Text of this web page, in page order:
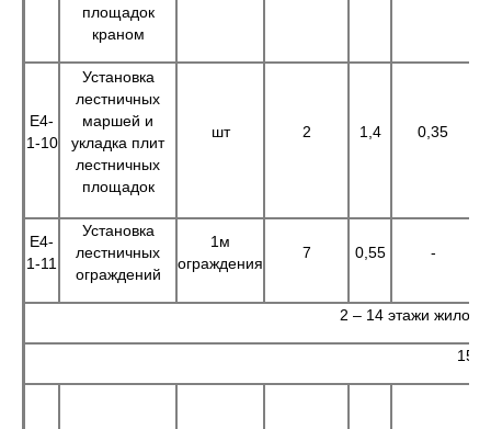
площадок
краном
Е4-
1-10
Установка
лестничных
маршей и
укладка плит
лестничных
площадок
шт 2 1,4 0,35
Е4-
1-11
Установка
лестничных
ограждений
1м
ограждения
7 0,55 -
2 – 14 этажи жилой
15